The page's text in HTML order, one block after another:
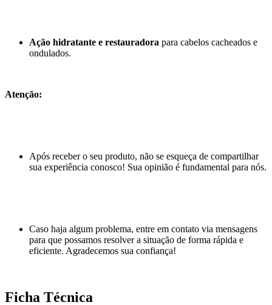
Ação hidratante e restauradora para cabelos cacheados e
ondulados.
Atenção:
Após receber o seu produto, não se esqueça de compartilhar
sua experiência conosco! Sua opinião é fundamental para nós.
Caso haja algum problema, entre em contato via mensagens
para que possamos resolver a situação de forma rápida e
eficiente. Agradecemos sua confiança!
Ficha Técnica